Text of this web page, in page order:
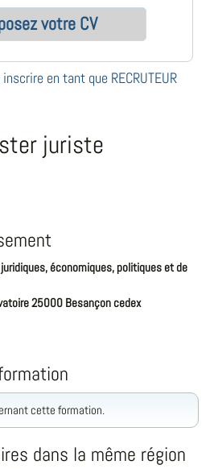
votre CV
en tant que RECRUTEUR
juriste
économiques, politiques et de
25000 Besançon cedex
cette formation.
dans la même région